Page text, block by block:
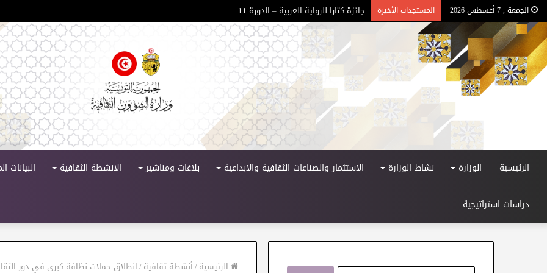
الجمعة , 7 أغسطس 2026 المستجدات الأخيرة جائزة كتارا للرواية العربية – الدورة 11
الرئيسية الوزارة نشاط الوزارة الاستثمار والصناعات الثقافية والابداعية بلاغات ومناشير الانشطة الثقافية البيانات
دراسات استراتيجية
الرئيسية/أنشطة ثقافية/انطلاق حملات نظافة كبرى في دور